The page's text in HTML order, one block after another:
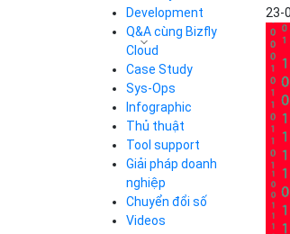
Bảng giá
Bảng giá
Bảng giá
23-
Auto Scaling
Container Registry
Kubernetes
Cloud Database
Call Center
Business Email
Simple Storage
VPN
Traffic Manager
Cloud VPS
Kafka
Videos
Development
Q&A cùng Bizfly
Cloud
Q&A về Bizfly
Cloud Server
Thao tác kết nối
tới server
Videos
Q&A về Bizfly
Business Email
Videos
Case Study
Sys-Ops
Infographic
Thủ thuật
Tool support
Giải pháp doanh
nghiệp
Chuyển đổi số
Videos